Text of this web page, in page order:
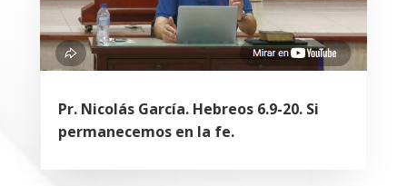
Pr. Nicolás García. Hebreos 6.9-20. Si
permanecemos en la fe.